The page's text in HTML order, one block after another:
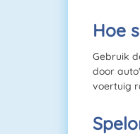
Hoe
Gebruik
door
voertuig